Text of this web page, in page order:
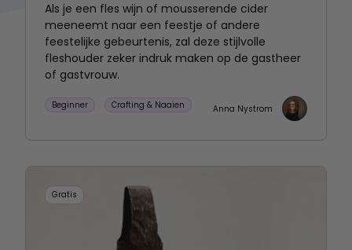
Als je een fles wijn of mousserende cider
meeneemt naar een feestje of andere
feestelijke gebeurtenis, zal deze stijlvolle
fleshouder zeker indruk maken op de gastheer
of gastvrouw.
Beginner Crafting & Naaien Anna Nystrom
Gratis